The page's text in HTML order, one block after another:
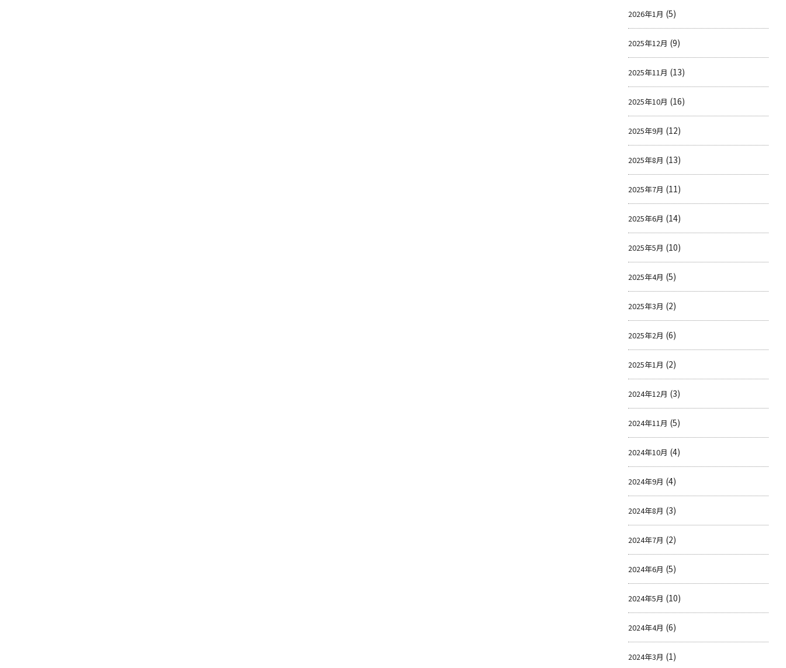
2026年1月 (5)
2025年12月 (9)
2025年11月 (13)
2025年10月 (16)
2025年9月 (12)
2025年8月 (13)
2025年7月 (11)
2025年6月 (14)
2025年5月 (10)
2025年4月 (5)
2025年3月 (2)
2025年2月 (6)
2025年1月 (2)
2024年12月 (3)
2024年11月 (5)
2024年10月 (4)
2024年9月 (4)
2024年8月 (3)
2024年7月 (2)
2024年6月 (5)
2024年5月 (10)
2024年4月 (6)
2024年3月 (1)